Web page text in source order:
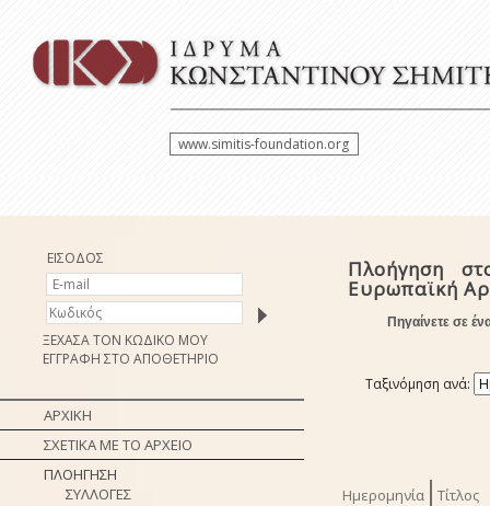
www.simitis-foundation.org
ΕΙΣΟΔΟΣ
ΞΕΧΑΣΑ ΤΟΝ ΚΩΔΙΚΟ ΜΟΥ
ΕΓΓΡΑΦΗ ΣΤΟ ΑΠΟΘΕΤΗΡΙΟ
ΑΡΧΙΚΗ
ΣΧΕΤΙΚΑ ΜΕ ΤΟ ΑΡΧΕΙΟ
ΠΛΟΗΓΗΣΗ
ΣΥΛΛΟΓΕΣ
Πλοήγηση
Ευρωπαϊκή
Πηγαίνετε σε
Ταξινόμηση ανά:
Ημερομηνία Τίτλος